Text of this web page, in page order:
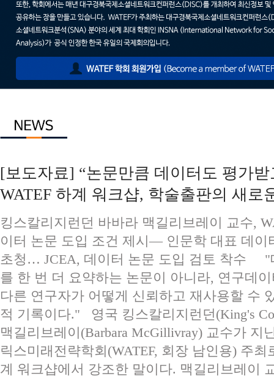
[보도자료] “논문만큼 데이터도 평가
WATEF 하계 워크샵, 학술출판의 새로
킹스칼리지런던 바바라 맥길리브레이 교수,
이터 논문 도입 조건 제시— 인문학 대표 데이
초청… JCEA, 데이터 논문 도입 검토 착수 "
를 한 번 더 요약하는 논문이 아니라, 연구데
다른 연구자가 어떻게 신뢰하고 재사용할 수
적 기록이다." 영국 킹스칼리지런던(King's
맥길리브레이(Barbara McGillivray) 교수가 지
릭스미래전략학회(WATEF, 회장 남인용) 주최
계 워크샵에서 강조한 말이다. 맥길리브레이